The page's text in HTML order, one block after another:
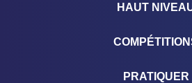
HAUT
PRATIQUER